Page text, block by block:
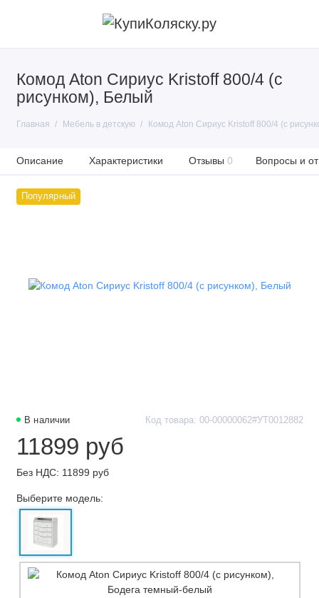
Комод Aton Сириус Kristoff 800/4 (с
рисунком), Белый
Главная Мебель в детскую Комод Aton Сириус Kristoff 800/4 (с
Описание Характеристики Отзывы 0 Вопросы и
Популярный
В наличии Код товара: 00-00000062#УТ0012882
11899 руб
Без НДС: 11899 руб
Выберите модель: